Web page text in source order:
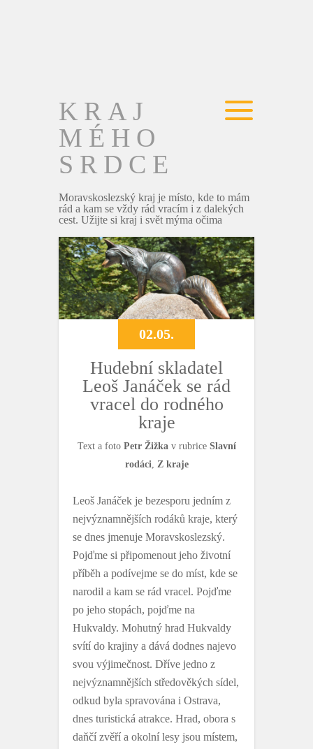
KRAJ
MÉHO
SRDCE
Moravskoslezský kraj je místo, kde to mám
rád a kam se vždy rád vracím i z dalekých
cest. Užijte si kraj i svět mýma očima
02.05.
Hudební skladatel
Leoš Janáček se rád
vracel do rodného
kraje
Text a foto Petr Žižkav rubrice Slavní
rodáci, Z kraje
Leoš Janáček je bezesporu jedním z
nejvýznamnějších rodáků kraje, který
se dnes jmenuje Moravskoslezský.
Pojďme si připomenout jeho životní
příběh a podívejme se do míst, kde se
narodil a kam se rád vracel. Pojďme
po jeho stopách, pojďme na
Hukvaldy. Mohutný hrad Hukvaldy
svítí do krajiny a dává dodnes najevo
svou výjimečnost. Dříve jedno z
nejvýznamnějších středověkých sídel,
odkud byla spravována i Ostrava,
dnes turistická atrakce. Hrad, obora s
daňčí zvěří a okolní lesy jsou místem,